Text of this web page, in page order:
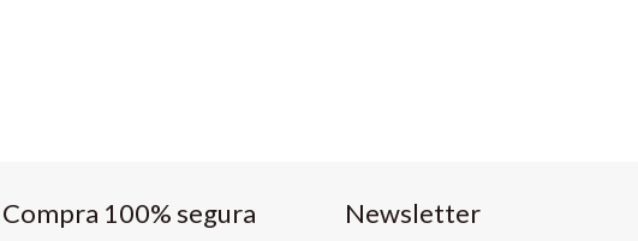
Compra 100% segura Newsletter